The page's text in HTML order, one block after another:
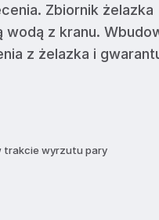
Zbiornik żelazka
wodą z kranu.
z żelazka i